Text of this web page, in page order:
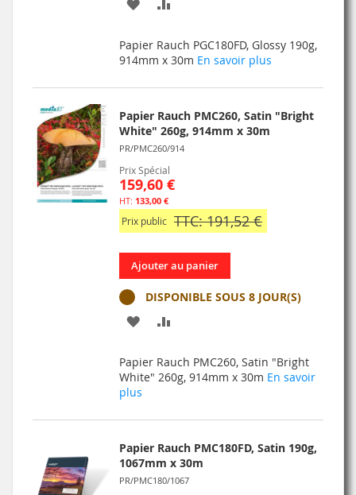
MA
LISTE
D’ENVIE
COMPARATEUR
Papier Rauch PGC180FD, Glossy 190g,
914mm x 30m En savoir plus
Papier Rauch PMC260, Satin "Bright
White" 260g, 914mm x 30m
PR/PMC260/914
Prix Spécial
159,60 €
133,00 €
Prix public TTC: 191,52 €
Ajouter au panier
DISPONIBLE SOUS 8 JOUR(S)
AJOUTER
MA
COMPARATEUR
Papier Rauch PMC260, Satin "Bright
White" 260g, 914mm x 30m En savoir
plus
Papier Rauch PMC180FD, Satin 190g,
1067mm x 30m
PR/PMC180/1067